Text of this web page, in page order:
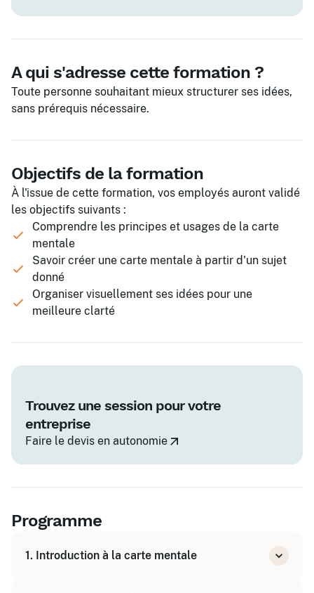
A qui s'adresse cette formation ?
Toute personne souhaitant mieux structurer ses idées,
sans prérequis nécessaire.
Objectifs de la formation
À l'issue de cette formation, vos employés auront validé
les objectifs suivants :
Comprendre les principes et usages de la carte
mentale
Savoir créer une carte mentale à partir d'un sujet
donné
Organiser visuellement ses idées pour une
meilleure clarté
Trouvez une session pour votre
entreprise
Faire le devis en autonomie
Programme
1. Introduction à la carte mentale